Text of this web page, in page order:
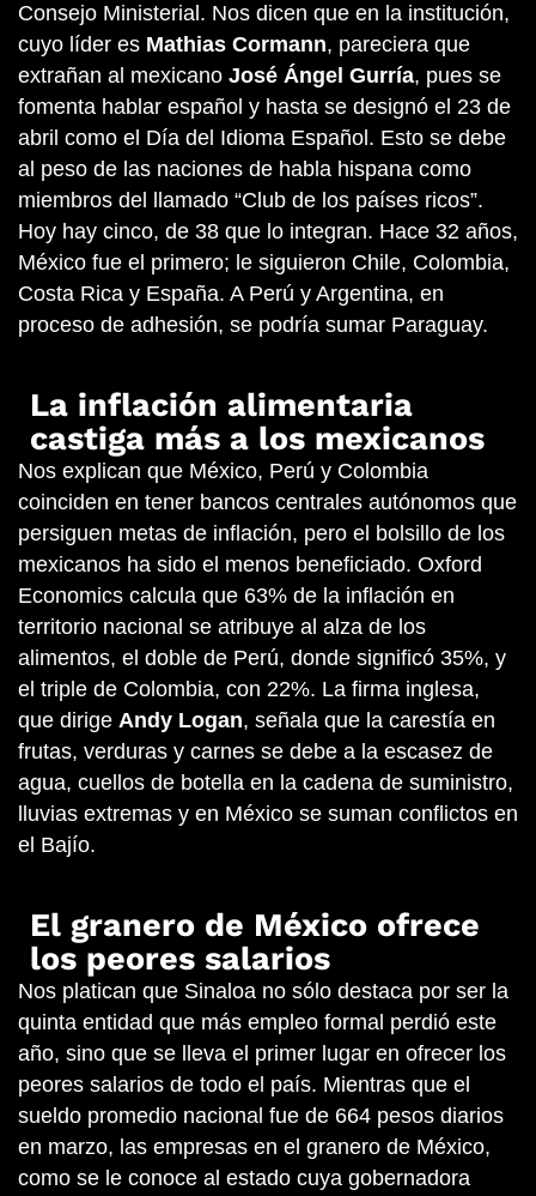
Consejo Ministerial. Nos dicen que en la institución,
cuyo líder es Mathias Cormann, pareciera que
extrañan al mexicano José Ángel Gurría, pues se
fomenta hablar español y hasta se designó el 23 de
abril como el Día del Idioma Español. Esto se debe
al peso de las naciones de habla hispana como
miembros del llamado “Club de los países ricos”.
Hoy hay cinco, de 38 que lo integran. Hace 32 años,
México fue el primero; le siguieron Chile, Colombia,
Costa Rica y España. A Perú y Argentina, en
proceso de adhesión, se podría sumar Paraguay.
La inflación alimentaria
castiga más a los mexicanos
Nos explican que México, Perú y Colombia
coinciden en tener bancos centrales autónomos que
persiguen metas de inflación, pero el bolsillo de los
mexicanos ha sido el menos beneficiado. Oxford
Economics calcula que 63% de la inflación en
territorio nacional se atribuye al alza de los
alimentos, el doble de Perú, donde significó 35%, y
el triple de Colombia, con 22%. La firma inglesa,
que dirige Andy Logan, señala que la carestía en
frutas, verduras y carnes se debe a la escasez de
agua, cuellos de botella en la cadena de suministro,
lluvias extremas y en México se suman conflictos en
el Bajío.
El granero de México ofrece
los peores salarios
Nos platican que Sinaloa no sólo destaca por ser la
quinta entidad que más empleo formal perdió este
año, sino que se lleva el primer lugar en ofrecer los
peores salarios de todo el país. Mientras que el
sueldo promedio nacional fue de 664 pesos diarios
en marzo, las empresas en el granero de México,
como se le conoce al estado cuya gobernadora